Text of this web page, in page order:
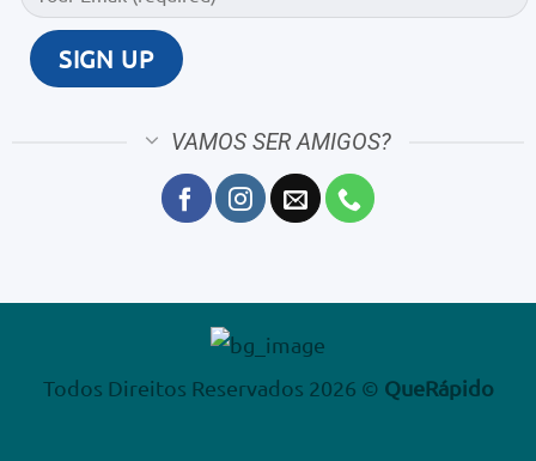
VAMOS SER AMIGOS?
Todos Direitos Reservados 2026 © QueRápido